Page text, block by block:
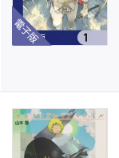
電子版